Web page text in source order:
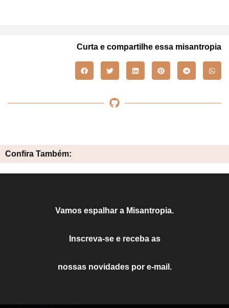
Curta e compartilhe essa misantropia
Confira Também:
Vamos espalhar a Misantropia.
Inscreva-se e receba as
nossas novidades por e-mail.